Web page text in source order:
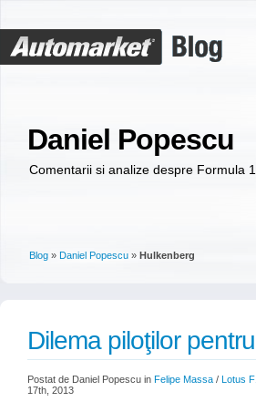
Daniel Popescu
Comentarii si analize despre Formula
Blog » Daniel Popescu » Hulkenberg
Dilema piloţilor
Postat de Daniel Popescu in Felipe Massa / Lotus
17th, 2013